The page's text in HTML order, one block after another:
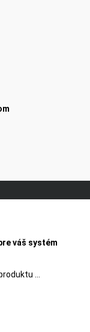
váš systém
…